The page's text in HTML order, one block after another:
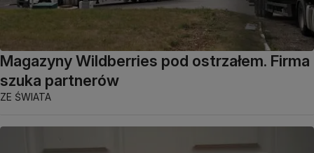
Magazyny Wildberries pod ostrzałem. Firma
szuka partnerów
ZE ŚWIATA